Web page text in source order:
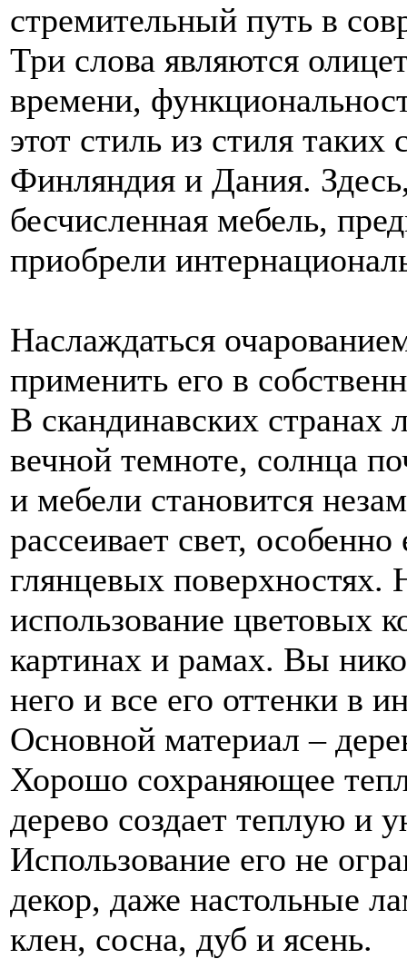
стремительный путь в
Три слова являются
времени,
этот стиль из стиля
Финляндия и Дания.
бесчисленная мебель,
приобрели
Наслаждаться
применить его в
В скандинавских
вечной темноте, солнца
и мебели становится
рассеивает свет,
глянцевых поверхностях.
использование цветовых
картинах и рамах. Вы
него и все его оттенки в
Основной материал –
Хорошо сохраняющее
дерево создает теплую и
Использование его не
декор, даже настольные
клен, сосна, дуб и ясень.